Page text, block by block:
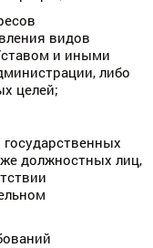
видов
и иными
либо
целей;
должностных лиц,